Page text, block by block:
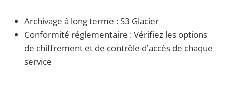
Archivage à long terme : S3 Glacier
Conformité réglementaire : Vérifiez les options
de chiffrement et de contrôle d'accès de chaque
service